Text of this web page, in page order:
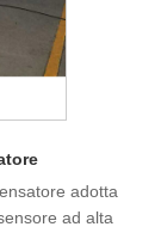
adotta
ad alta